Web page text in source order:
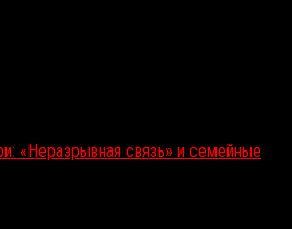
«Неразрывная связь» и семейные